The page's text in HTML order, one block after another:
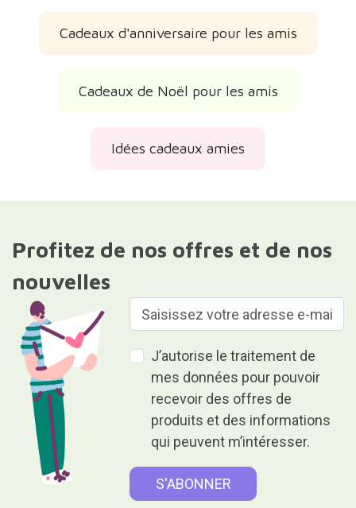
Cadeaux d'anniversaire pour les amis
Cadeaux de Noël pour les amis
Idées cadeaux amies
Profitez de nos offres et de nos
nouvelles
J’autorise le traitement de
mes données pour pouvoir
recevoir des offres de
produits et des informations
qui peuvent m’intéresser.